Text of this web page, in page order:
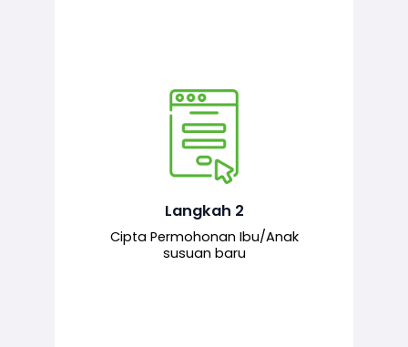
Langkah 2
Cipta Permohonan Ibu/Anak
susuan baru
Pemohon mengisi borang
permohonan bagi pendaftaran
baharu melalui sistem.